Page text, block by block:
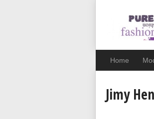
Home
Jimy